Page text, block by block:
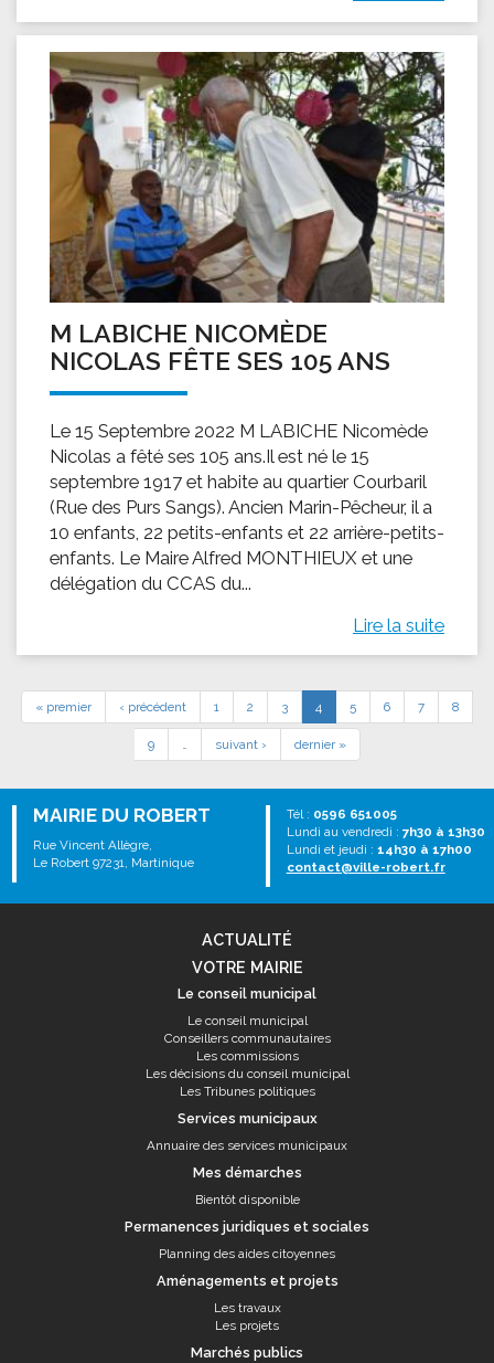
M LABICHE NICOMÈDE
NICOLAS FÊTE SES 105 ANS
Le 15 Septembre 2022 M LABICHE Nicomède
Nicolas a fêté ses 105 ans.Il est né le 15
septembre 1917 et habite au quartier Courbaril
(Rue des Purs Sangs). Ancien Marin-Pêcheur, il a
10 enfants, 22 petits-enfants et 22 arrière-petits-
enfants. Le Maire Alfred MONTHIEUX et une
délégation du CCAS du...
Lire la suite
« premier ‹ précédent 1 2 3 4 5 6 7 8
9 … suivant › dernier »
MAIRIE DU ROBERT
Rue Vincent Allègre,
Le Robert 97231, Martinique
Tél : 0596 651005
Lundi au vendredi : 7h30 à 13h30
Lundi et jeudi : 14h30 à 17h00
contact@ville-robert.fr
ACTUALITÉ
VOTRE MAIRIE
Le conseil municipal
Le conseil municipal
Conseillers communautaires
Les commissions
Les décisions du conseil municipal
Les Tribunes politiques
Services municipaux
Annuaire des services municipaux
Mes démarches
Bientôt disponible
Permanences juridiques et sociales
Planning des aides citoyennes
Aménagements et projets
Les travaux
Les projets
Marchés publics